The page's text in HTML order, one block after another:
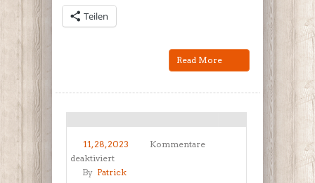
Teilen
Read More
11, 28, 2023
Kommentare
deaktiviertfür
Nikolausturnier
By Patrick